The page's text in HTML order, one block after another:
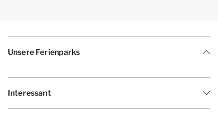
Unsere Ferienparks
Interessant